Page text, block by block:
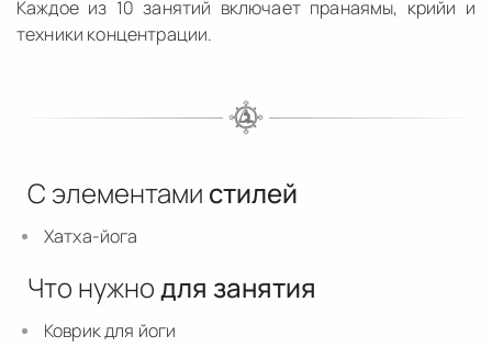
Каждое из 10 занятий включает пранаямы, крийи и
техники концентрации.
С элементами стилей
Хатха-йога
Что нужнодля занятия
Коврик для йоги